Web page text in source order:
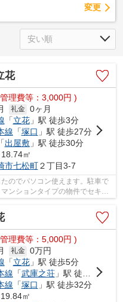
変更
花
理費等：3,000円 )
礼金 0ヶ月
「立花」駅 徒歩3分
線 「塚口 」駅 徒歩27分
「出屋敷」駅 徒歩30分
㎡
市七松町２丁目3-7
のでパソコン使えます。駐車で
ンションタイプの物件でセキュ
理費等：5,000円 )
礼金 0万円
「立花」駅 徒歩5分
線 「武庫之荘」駅 徒歩25分
線 「塚口 」駅 徒歩32分
㎡